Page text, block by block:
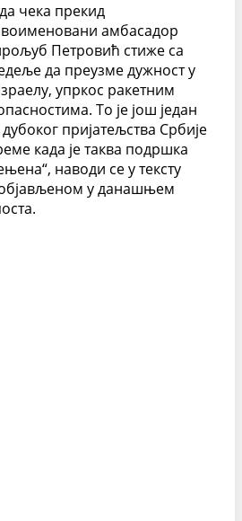
чека прекид
амбасадор
Петровић стиже са
да преузме дужност у
упркос ракетним
То је још један
пријатељства Србије
када је таква подршка
наводи се у тексту
у данашњем